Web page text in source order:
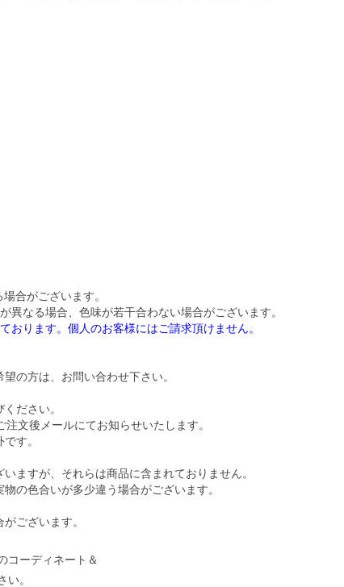
合がございます。
異なる場合、色味が若干合わない場合がございます。
おります。個人のお客様にはご請求頂けません。
の方は、お問い合わせ下さい。
ださい。
文後メールにてお知らせいたします。
す。
ますが、それらは商品に含まれておりません。
の色合いが多少違う場合がございます。
ございます。
コーディネート＆
。